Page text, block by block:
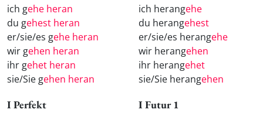
ich gehe heran
du gehest heran
er/sie/es gehe heran
wir gehen heran
ihr gehet heran
sie/Sie gehen heran
ich herangehe
du herangehest
er/sie/es herangehe
wir herangehen
ihr herangehet
sie/Sie herangehen
I Perfekt I Futur 1